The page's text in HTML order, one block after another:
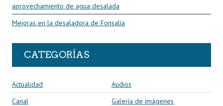
aprovechamiento de agua desalada
Mejoras en la desaladora de Fonsalía
CATEGORÍAS
Actualidad
Audios
Canal
Galería de imágenes